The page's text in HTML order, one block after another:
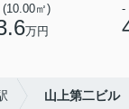
(10.00㎡)
万円
-
山上第二ビル